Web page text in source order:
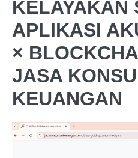
KELAYAKAN
APLIKASI
×
JASA
KEUANGAN